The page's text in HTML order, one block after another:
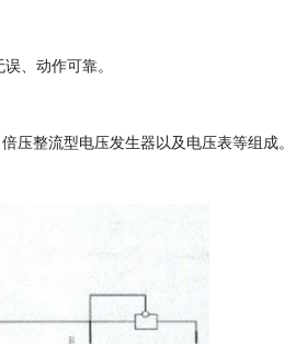
、动作可靠。
压整流型电压发生器以及电压表等组成。